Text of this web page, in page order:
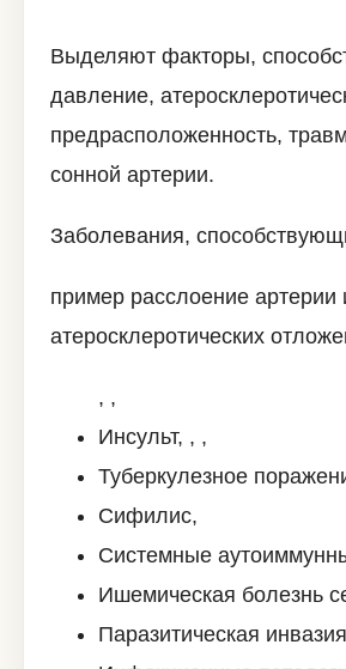
Выделяют факторы,
давление,
предрасположенность,
сонной артерии.
Заболевания,
пример расслоение
атеросклеротических
, ,
Инсульт, , ,
Туберкулезное
Сифилис,
Системные
Ишемическая болезнь
Паразитическая